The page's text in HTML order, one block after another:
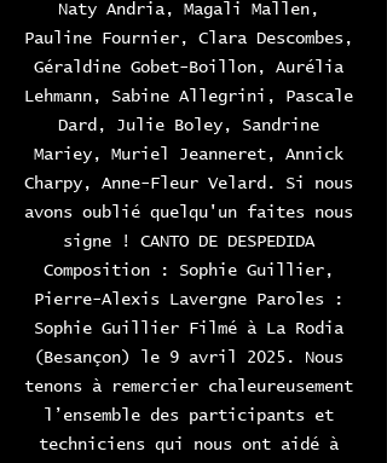
Naty Andria, Magali Mallen,
Pauline Fournier, Clara Descombes,
Géraldine Gobet-Boillon, Aurélia
Lehmann, Sabine Allegrini, Pascale
Dard, Julie Boley, Sandrine
Mariey, Muriel Jeanneret, Annick
Charpy, Anne-Fleur Velard. Si nous
avons oublié quelqu'un faites nous
signe ! CANTO DE DESPEDIDA
Composition : Sophie Guillier,
Pierre-Alexis Lavergne Paroles :
Sophie Guillier Filmé à La Rodia
(Besançon) le 9 avril 2025. Nous
tenons à remercier chaleureusement
l’ensemble des participants et
techniciens qui nous ont aidé à